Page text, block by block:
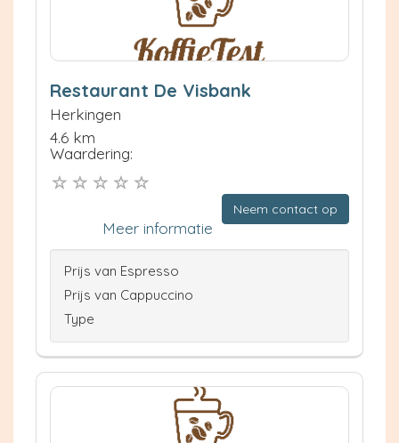
Restaurant De Visbank
Herkingen
4.6 km
Waardering:
Neem contact op
Meer informatie
Prijs van Espresso
Prijs van Cappuccino
Type